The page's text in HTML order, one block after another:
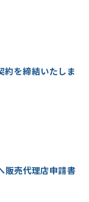
約を締結いたしま
販売代理店申請書